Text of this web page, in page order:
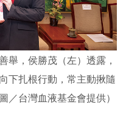
舉，侯勝茂（左）透露，
下扎根行動，常主動揪隨
／台灣血液基金會提供）